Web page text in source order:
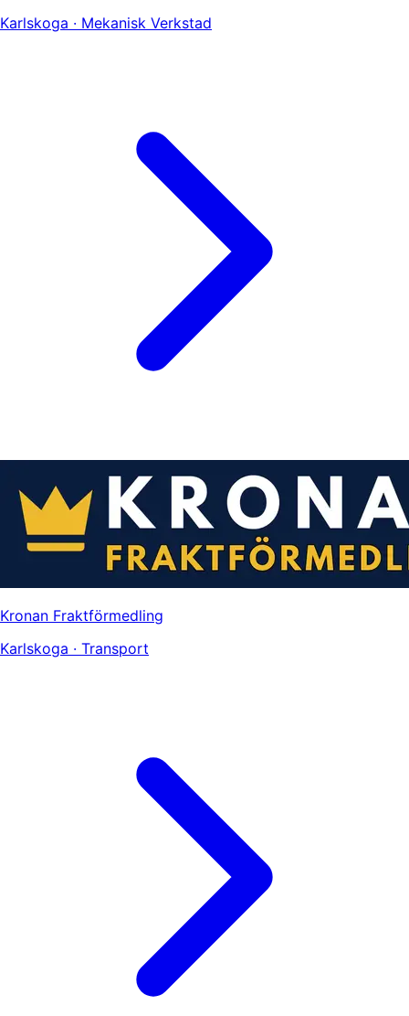
Karlskoga · Mekanisk Verkstad
Kronan Fraktförmedling
Karlskoga · Transport